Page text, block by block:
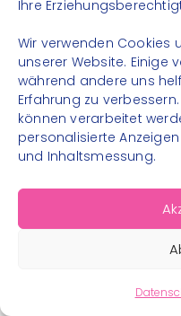
Ihre
Wir verwenden Cookies
unserer Website. Einige
während andere uns
Erfahrung zu
können verarbeitet
personalisierte
und Inhaltsmessung.
Instagram
Facebook
© 2026 –